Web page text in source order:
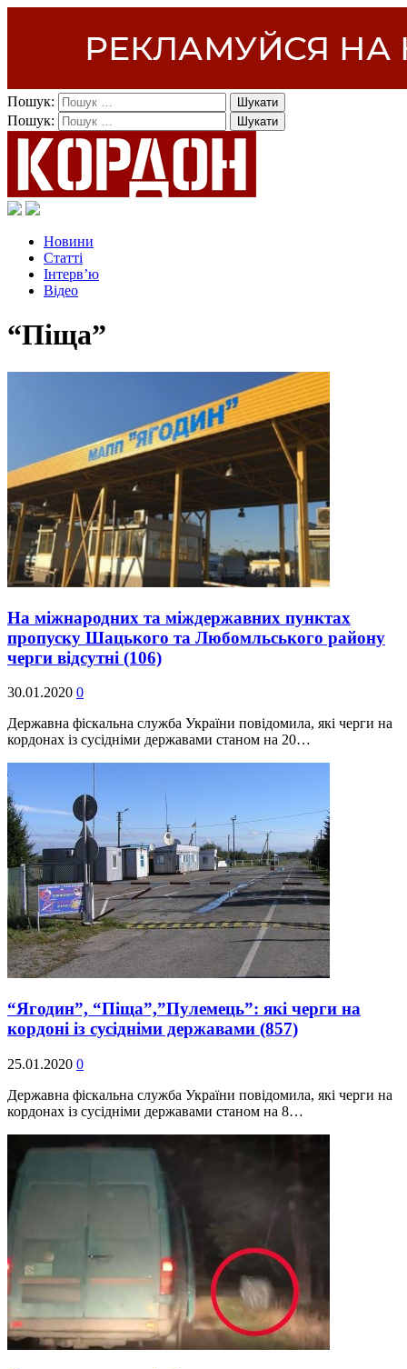
Пошук:
Пошук:
Новини
Статті
Інтерв’ю
Відео
“Піща”
На міжнародних та міждержавних пунктах
пропуску Шацького та Любомльського району
черги відсутні (106)
30.01.2020 0
Державна фіскальна служба України повідомила, які черги на
кордонах із сусідніми державами станом на 20…
“Ягодин”, “Піща”,”Пулемець”: які черги на
кордоні із сусідніми державами (857)
25.01.2020 0
Державна фіскальна служба України повідомила, які черги на
кордонах із сусідніми державами станом на 8…